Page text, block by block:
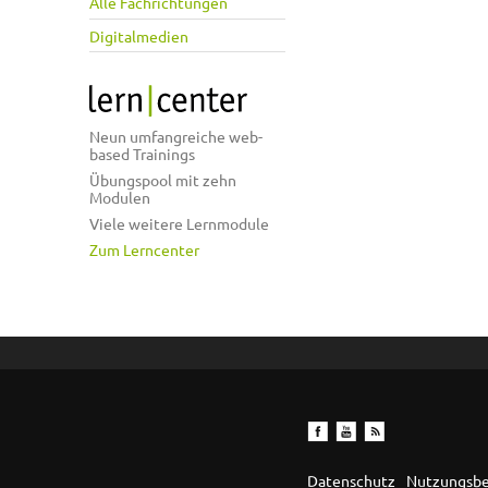
Digitalmedien
Neun umfangreiche web-
based Trainings
Übungspool mit zehn
Modulen
Viele weitere Lernmodule
Zum Lerncenter
Datenschutz